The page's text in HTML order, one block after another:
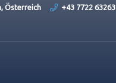
Österreich +43 7722 63263